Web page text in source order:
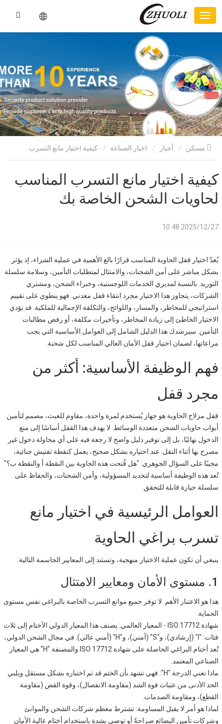
أخبار اخبار الصناعة كيفية اختيار مانع التسرب
المناسب لحاويات الشحن الخاصة بك
كيفية اختيار مانع التسرب المناسب
لحاويات الشحن الخاصة بك
2025/12/27 10:48
يُعدّ اختيار قفل الحاوية المناسب قرارًا بالغ الأهمية في عملية الشراء، إذ يؤثر
بشكل مباشر على أمن الشحنات، والامتثال لمتطلبات التأمين، وسلامة سلسلة
التوريد. بالنسبة لمديري الخدمات اللوجستية، وخبراء الشحن، ومشتري
الشركات، يتجاوز هذا الاختيار مجرد انتقاء قفل معدني. فهو ينطوي على تقييم
استراتيجي للمخاطر، والمسار، واللوائح، والتكلفة الإجمالية للملكية. قد يؤدي
الاختيار الخاطئ إلى زيادة المخاطر، وتأخيرات مكلفة، أو رفض مطالبات
التأمين. سيرشدك هذا الدليل الشامل إلى العوامل الأساسية التي يجب
مراعاتها، لضمان اختيار قفل الأمان العالي المناسب لكل شحنة.
فهم الوظيفة الأساسية: أكثر من
مجرد قفل
قفل مزلاج الحاوية هو جهاز يُستخدم لمرة واحدة، مقاوم للعبث، مصمم لتأمين
أبواب حاويات الشحن متعددة الوسائط. لا يهدف هذا القفل أساسًا إلى منع
الدخول نهائيًا، بل إلى توفير دليل واضح لا رجعة فيه على أي محاولة دخول غير
مصرح بها أثناء النقل. عند اختياره بشكل صحيح، يعمل كنقطة تفتيش جنائية،
مجيبًا على السؤال الجوهري: "هل فُتحت هذه الحاوية بين النقطة أ والنقطة ب؟"
تُعد هذه الوظيفة أساسية لتحديد المسؤولية، وأمن الشحنات، والحفاظ على
سلسلة حيازة قابلة للتحقق.
العوامل الرئيسية في اختيار مانع
تسرب براغي الحاوية
ينبغي أن تكون عملية الاختيار منهجية، وتستند إلى المعايير الحاسمة التالية:
1. مستوى الأمان ومعايير الامتثال
هذا هو الاعتبار الأهم. لا توفر جميع موانع التسرب الخاصة بالبراغي نفس مستوى
الحماية.
شهادة ISO 17712 - المعيار العالمي: يصنف هذا المعيار الدولي الأختام إلى ثلاث
فئات: "I" (إرشادي)، و"S" (أمني)، و"H" (أمني عالي). في مجال الشحن الدولي،
تُعد أختام البراغي الحاصلة على شهادة ISO 17712 والمصنفة "H" هي المعيار
الصناعي المعتمد.
ماذا تعني الدرجة "H": فهي تشهد بأن الختم قد تم اختباره بشكل مستقل ويلبي
الحد الأدنى من عتبات قوة الشد (مقاومة الانفصال)، وقوة القص (مقاومة
القطع)، ومقاومة الصدمات.
لماذا هو أمر لا يقبل المساومة: تشترط معظم شركات الشحن والموانئ
وشركات تأمين البضائع صراحةً أو توصي بشدة باستخدام أختام عالية الأمان